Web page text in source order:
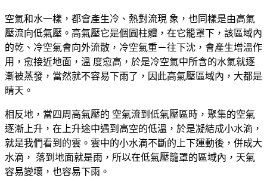
空氣和水一樣，都會產生冷、熱對流現 象，也同樣是由高氣
壓流向低氣壓。高氣壓它是個圓柱體，在它籠罩下，該區域內
的乾、冷空氣會向外流散，冷空氣重－往下沈，會產生增溫作
用，愈接近地面，溫 度愈高，於是冷空氣中所含的水氣就逐
漸被蒸發，當然就不容易下雨了，因此高氣壓區域內，大都是
晴天。
相反地，當四周高氣壓的 空氣流到低氣壓區時，聚集的空氣
逐漸上升，在上升途中遇到高空的低溫，於是凝結成小水滴，
就是我們看到的雲。雲中的小水滴不斷的上下運動後，併成大
水滴， 落到地面就是雨，所以在低氣壓籠罩的區域內，天氣
容易變壞，也容易下雨。